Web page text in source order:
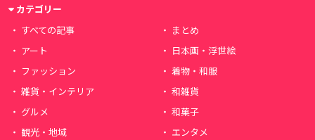
カテゴリー
すべての記事
まとめ
アート
日本画・浮世絵
ファッション
着物・和服
雑貨・インテリア
和雑貨
グルメ
和菓子
観光・地域
エンタメ